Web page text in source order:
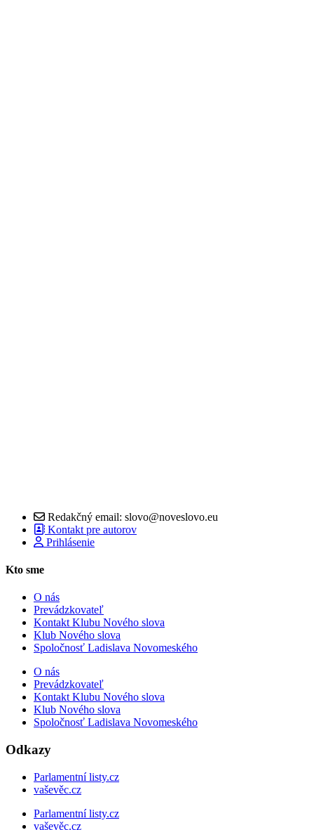
Redakčný email: slovo@noveslovo.eu
Kontakt pre autorov
Prihlásenie
Kto sme
O nás
Prevádzkovateľ
Kontakt Klubu Nového slova
Klub Nového slova
Spoločnosť Ladislava Novomeského
O nás
Prevádzkovateľ
Kontakt Klubu Nového slova
Klub Nového slova
Spoločnosť Ladislava Novomeského
Odkazy
Parlamentní listy.cz
vaševěc.cz
Parlamentní listy.cz
vaševěc.cz